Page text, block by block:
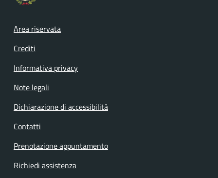
Footer menu
Area riservata
Crediti
Informativa privacy
Note legali
Dichiarazione di accessibilità
Contatti
Prenotazione appuntamento
Richiedi assistenza